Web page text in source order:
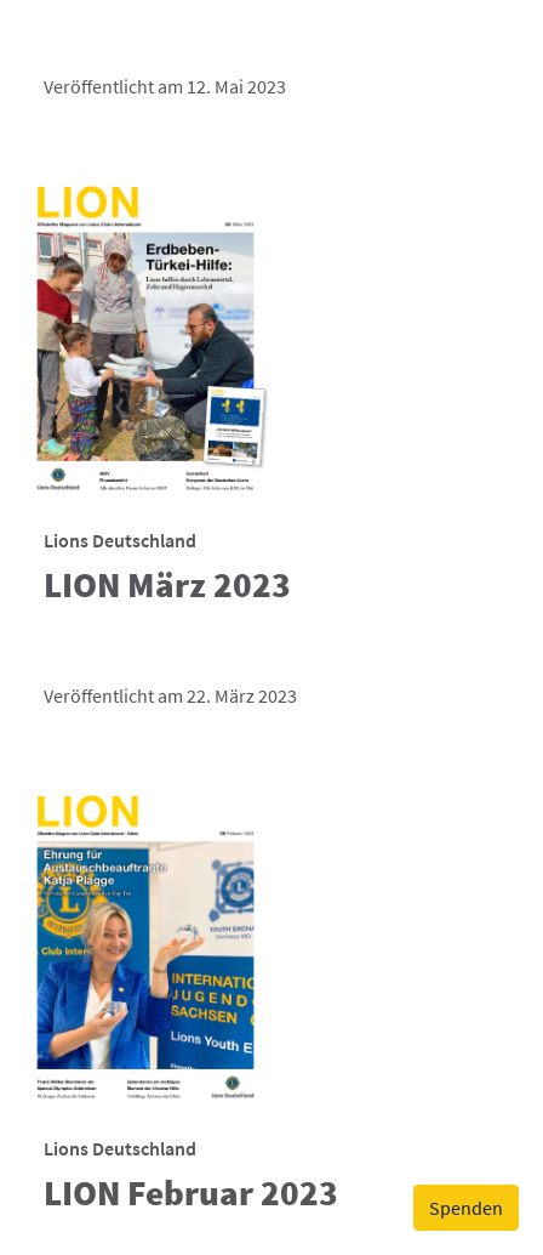
Spenden
Veröffentlicht am 12. Mai 2023
Lions Deutschland
LION März 2023
Veröffentlicht am 22. März 2023
Lions Deutschland
LION Februar 2023